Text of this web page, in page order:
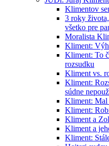
Klimentov
3 roky
všetko pre
Moralista
Kliment:
Kliment: To
rozsudku
Kliment vs.
Kliment:
súdne
Kliment: Mal
Kliment:
Kliment a
Kliment a
Kliment: